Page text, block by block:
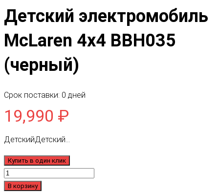
Детский электромобиль
McLaren 4х4 BBH035
(черный)
Срок поставки: 0 дней
19,990 ₽
ДетскийДетский...
Купить в один клик
Количество
товара
В корзину